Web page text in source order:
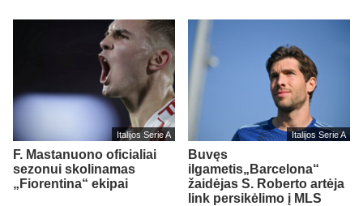
Italijos Serie A
F. Mastanuono oficialiai
sezonui skolinamas
„Fiorentina“ ekipai
Italijos Serie A
Buvęs
ilgametis„Barcelona“
žaidėjas S. Roberto artėja
link persikėlimo į MLS